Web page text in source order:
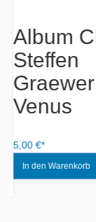
to Wishlist
Album
Steffen
Venus
5,00 €*